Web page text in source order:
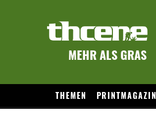
MEHR ALS GRAS
THEMEN PRINTMAGAZIN